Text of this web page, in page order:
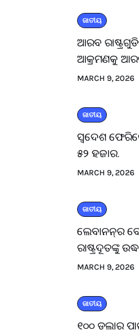
ଜାତୀୟ
ଆରବ
ଆକ୍ରମଣକୁ
MARCH 9, 2026
ଜାତୀୟ
ସ୍ବଦେଶ
୫୨ ହଜାର.
MARCH 9, 2026
ଜାତୀୟ
ଲେବାନନ୍‌ର
ରାଷ୍ଟ୍ରଦୂତଙ୍କୁ
MARCH 9, 2026
ଜାତୀୟ
୧୦୦ ଡଲାର